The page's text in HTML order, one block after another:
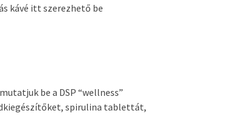
kávé itt szerezhető be
be a DSP “wellness”
spirulina tablettát,